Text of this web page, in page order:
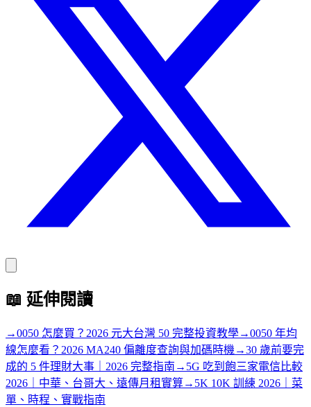
📖 延伸閱讀
→0050 怎麼買？2026 元大台灣 50 完整投資教學→0050 年均
線怎麼看？2026 MA240 偏離度查詢與加碼時機 →30 歲前要完
成的 5 件理財大事｜2026 完整指南 → 5G 吃到飽三家電信比較
2026｜中華、台哥大、遠傳月租實算→ 5K 10K 訓練 2026｜菜
單、時程、實戰指南